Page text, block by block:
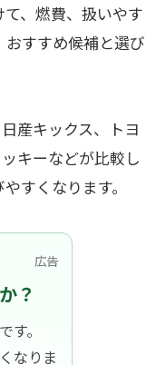
、燃費、扱いやす
すすめ候補と選び
産キックス、トヨ
キーなどが比較し
すくなります。
広告
？
。
なりま